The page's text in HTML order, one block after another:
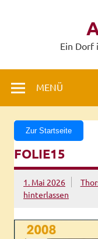
Ein Dorf
MENÜ
Zur Startseite
FOLIE15
1. Mai 2026
hinterlassen